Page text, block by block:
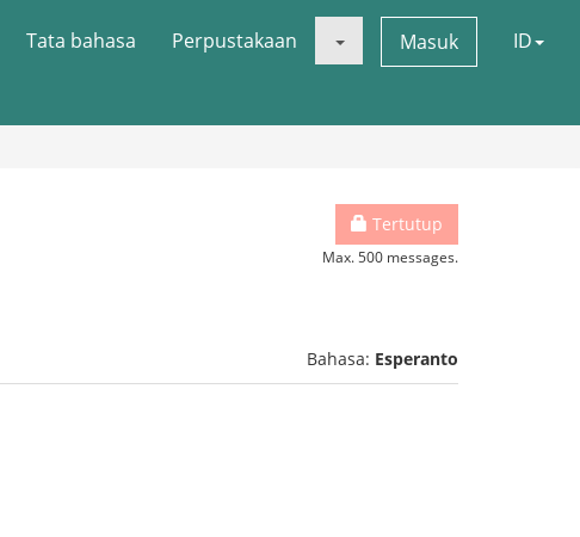
Tata bahasa Perpustakaan Masuk ID
Tertutup
Max. 500 messages.
Bahasa: Esperanto